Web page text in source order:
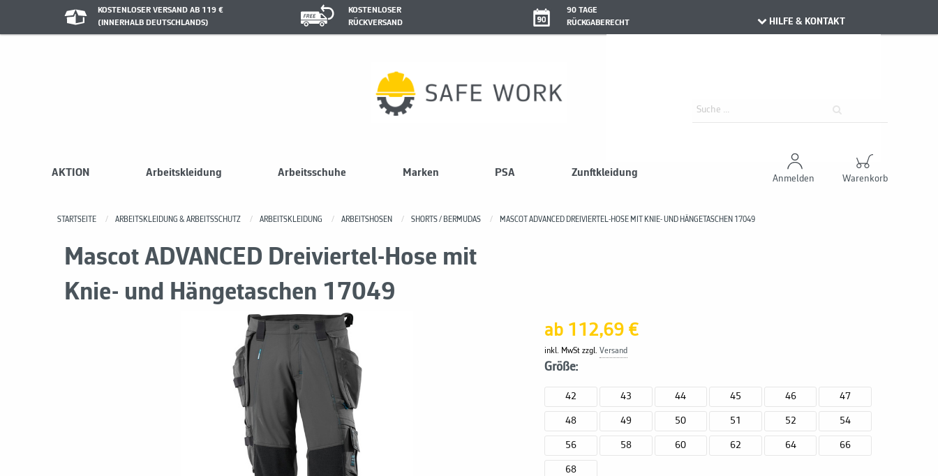
KOSTENLOSER VERSAND AB 119 €
(INNERHALB DEUTSCHLANDS)
KOSTENLOSER
RÜCKVERSAND
90 TAGE
RÜCKGABERECHT
HILFE & KONTAKT
AKTION Arbeitskleidung Arbeitsschuhe Marken PSA Zunftkleidung
Anmelden Warenkorb
STARTSEITE ARBEITSKLEIDUNG & ARBEITSSCHUTZ ARBEITSKLEIDUNG ARBEITSHOSEN SHORTS / BERMUDAS MASCOT ADVANCED DREIVIERTEL-HOSE MIT KNIE- UND HÄNGETASCHEN 17049
Mascot ADVANCED Dreiviertel-Hose mit
Knie- und Hängetaschen 17049
ab 112,69 €
inkl. MwSt zzgl.Versand
Größe:
42 43 44 45 46 47
48 49 50 51 52 54
56 58 60 62 64 66
68